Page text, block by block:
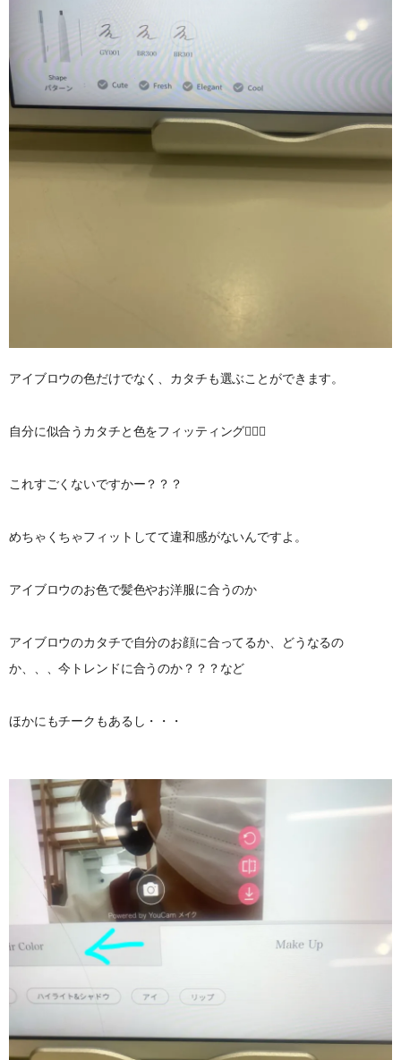
アイブロウの色だけでなく、カタチも選ぶことができます。
自分に似合うカタチと色をフィッティング
これすごくないですかー？？？
めちゃくちゃフィットしてて違和感がないんですよ。
アイブロウのお色で髪色やお洋服に合うのか
アイブロウのカタチで自分のお顔に合ってるか、どうなるの
か、、、今トレンドに合うのか？？？など
ほかにもチークもあるし・・・